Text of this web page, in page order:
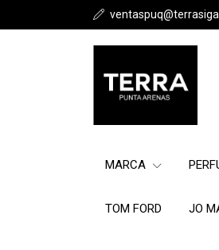
MARCA
TOM FORD JO